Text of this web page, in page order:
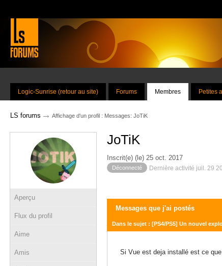
Logic-Sunrise (retour au site) Forums Membres Petites
LS forums → Affichage d'un profil : Messages: JoTiK
Aperçu
Flux du profil
Aime
Amis
JoTiK
Inscrit(e) (le) 25 oct. 2017
Déconnecté Dernière activité juil. 29
Messages que j'ai postés
Dans le sujet : [PS4/PS5] Un nouvel
Si Vue est deja installé est ce